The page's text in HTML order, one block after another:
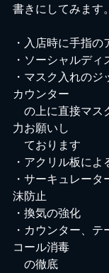
書きにしてみます。
・入店時に手指
・ソーシャルディ
・マスク入れのジ
カウンター
の上に直接マス
力お願いし
ております
・アクリル板によ
・サーキュレー
沫防止
・換気の強化
・カウンター、
コール消毒
の徹底